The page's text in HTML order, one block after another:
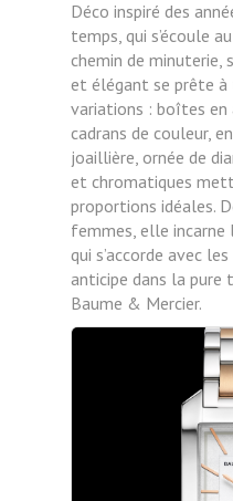
Déco inspiré des
temps, qui s’écoule
chemin de minuterie,
et élégant se prête
variations : boîtes en
cadrans de couleur,
joaillière, ornée de
et chromatiques
proportions idéales.
femmes, elle incarne
qui s’accorde avec
anticipe dans la pure
Baume & Mercier.